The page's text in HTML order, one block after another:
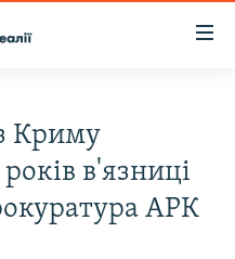
Криму
років в'язниці
АРК